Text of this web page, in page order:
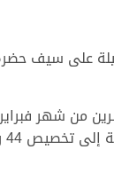
على سيف
من شهر